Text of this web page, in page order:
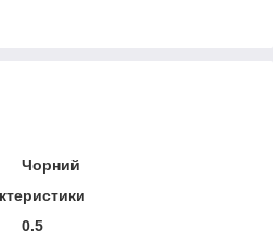
Чорний
0.5